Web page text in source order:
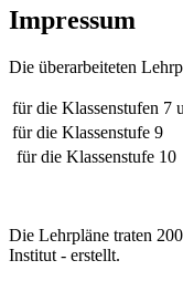
Impressum
Die überarbeiteten
für die Klassenstufen 7
für die Klassenstufe 9
für die Klassenstufe 10
Die Lehrpläne traten
Institut - erstellt.